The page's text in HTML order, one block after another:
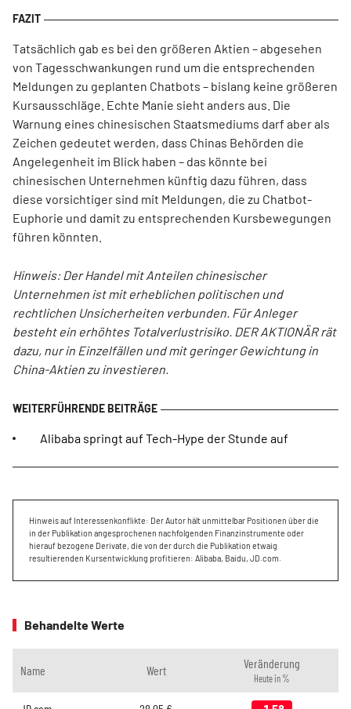
Tatsächlich gab es bei den größeren Aktien – abgesehen
von Tagesschwankungen rund um die entsprechenden
Meldungen zu geplanten Chatbots – bislang keine größeren
Kursausschläge. Echte Manie sieht anders aus. Die
Warnung eines chinesischen Staatsmediums darf aber als
Zeichen gedeutet werden, dass Chinas Behörden die
Angelegenheit im Blick haben – das könnte bei
chinesischen Unternehmen künftig dazu führen, dass
diese vorsichtiger sind mit Meldungen, die zu Chatbot-
Euphorie und damit zu entsprechenden Kursbewegungen
führen könnten.
Hinweis: Der Handel mit Anteilen chinesischer
Unternehmen ist mit erheblichen politischen und
rechtlichen Unsicherheiten verbunden. Für Anleger
besteht ein erhöhtes Totalverlustrisiko. DER AKTIONÄR rät
dazu, nur in Einzelfällen und mit geringer Gewichtung in
China-Aktien zu investieren.
Alibaba springt auf Tech-Hype der Stunde auf
Hinweis auf Interessenkonflikte: Der Autor hält unmittelbar Positionen über die
in der Publikation angesprochenen nachfolgenden Finanzinstrumente oder
hierauf bezogene Derivate, die von der durch die Publikation etwaig
resultierenden Kursentwicklung profitieren: Alibaba, Baidu, JD.com.
Behandelte Werte
Name Wert Veränderung
Heute in %